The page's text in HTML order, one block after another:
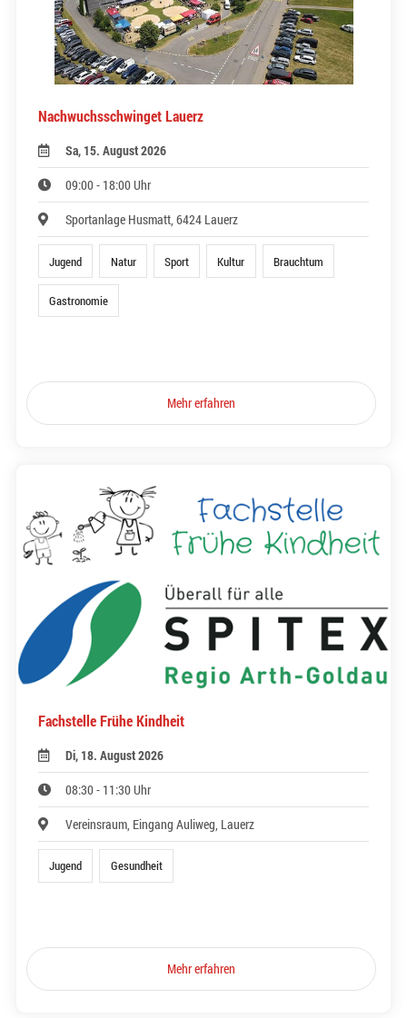
Nachwuchsschwinget Lauerz
Sa, 15. August 2026
09:00 - 18:00 Uhr
Sportanlage Husmatt, 6424 Lauerz
Jugend Natur Sport Kultur Brauchtum
Gastronomie
Mehr erfahren
Fachstelle Frühe Kindheit
Di, 18. August 2026
08:30 - 11:30 Uhr
Vereinsraum, Eingang Auliweg, Lauerz
Jugend Gesundheit
Mehr erfahren